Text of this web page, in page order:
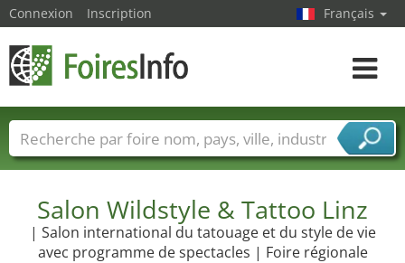
Salon Wildstyle & Tattoo Linz
| Salon international du tatouage et du style de vie
avec programme de spectacles | Foire régionale
Connexion Inscription Français
Toggle
Foire noms Pays Villes
Secteurs de foire